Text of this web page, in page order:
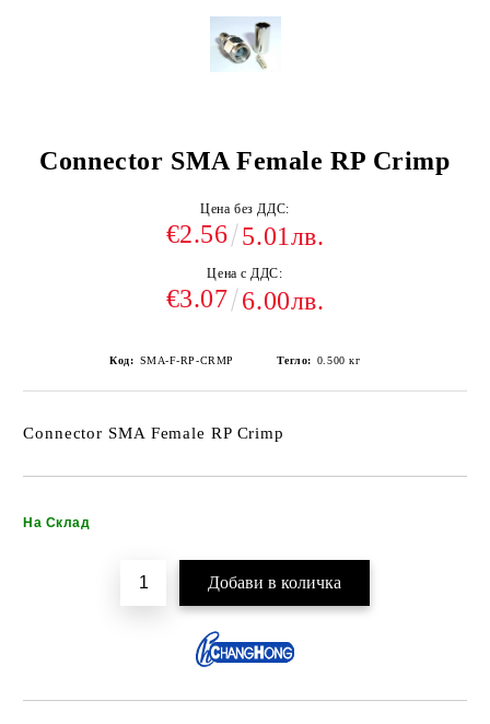
Connector SMA Female RP Crimp
Цена без ДДС:
€2.56 5.01лв.
Цена с ДДС:
€3.07 6.00лв.
Код: SMA-F-RP-CRMP Тегло: 0.500 кг
Connector SMA Female RP Crimp
На Склад